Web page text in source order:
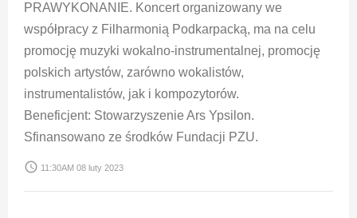
PRAWYKONANIE. Koncert organizowany we
współpracy z Filharmonią Podkarpacką, ma na celu
promocję muzyki wokalno-instrumentalnej, promocję
polskich artystów, zarówno wokalistów,
instrumentalistów, jak i kompozytorów.
Beneficjent: Stowarzyszenie Ars Ypsilon.
Sfinansowano ze środków Fundacji PZU.
access_time 11:30AM 08 luty 2023